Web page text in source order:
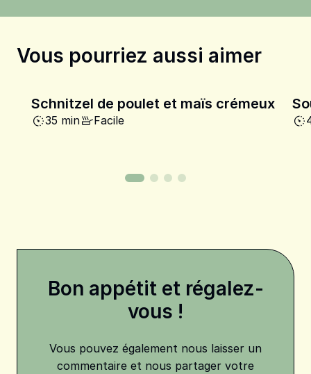
Vous pourriez aussi aimer
Schnitzel de poulet et maïs crémeux
35 min Facile
Bon appétit et régalez-
vous !
Vous pouvez également nous laisser un
commentaire et nous partager votre